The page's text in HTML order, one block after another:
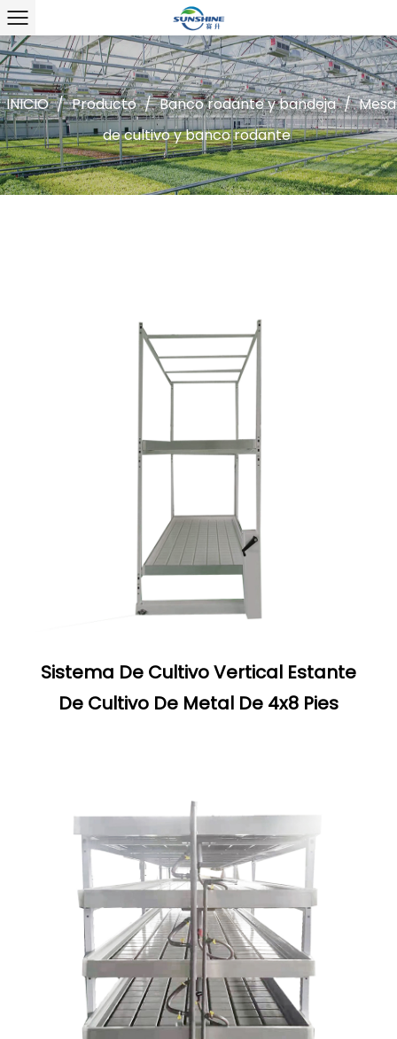
INICIO / Producto / Banco rodante y bandeja / Mesa
de cultivo y banco rodante
Sistema De Cultivo Vertical Estante
De Cultivo De Metal De 4x8 Pies